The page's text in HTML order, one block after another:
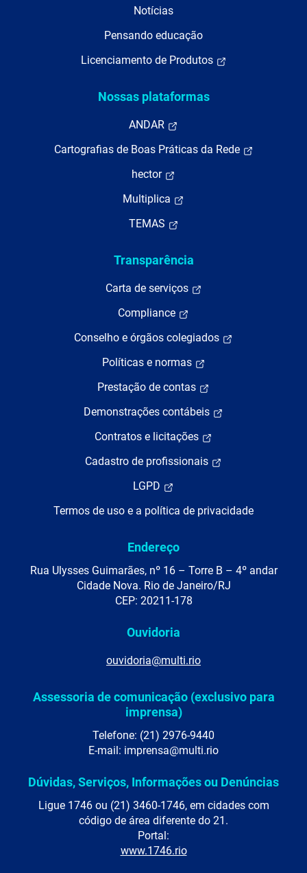
Notícias
Pensando educação
Licenciamento de Produtos
Nossas plataformas
ANDAR
Cartografias de Boas Práticas da Rede
hector
Multiplica
TEMAS
Transparência
Carta de serviços
Compliance
Conselho e órgãos colegiados
Políticas e normas
Prestação de contas
Demonstrações contábeis
Contratos e licitações
Cadastro de profissionais
LGPD
Termos de uso e a política de privacidade
Endereço
Rua Ulysses Guimarães, nº 16 – Torre B – 4º andar
Cidade Nova. Rio de Janeiro/RJ
CEP: 20211-178
Ouvidoria
ouvidoria@multi.rio
Assessoria de comunicação (exclusivo para
imprensa)
Telefone: (21) 2976-9440
E-mail: imprensa@multi.rio
Dúvidas, Serviços, Informações ou Denúncias
Ligue 1746 ou (21) 3460-1746, em cidades com
código de área diferente do 21.
Portal:
www.1746.rio